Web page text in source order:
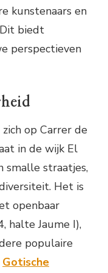
kunstenaars en
biedt
perspectieven
op Carrer de
in de wijk El
smalle straatjes,
Het is
openbaar
halte Jaume I),
populaire
Gotische